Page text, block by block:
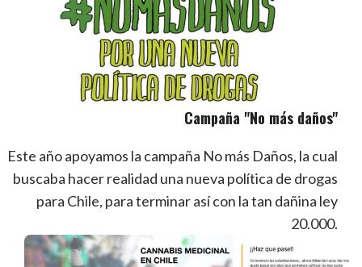
Campaña "No más daños"
Este año apoyamos la campaña No más Daños, la cual
buscaba hacer realidad una nueva política de drogas
para Chile, para terminar así con la tan dañina ley
20.000.